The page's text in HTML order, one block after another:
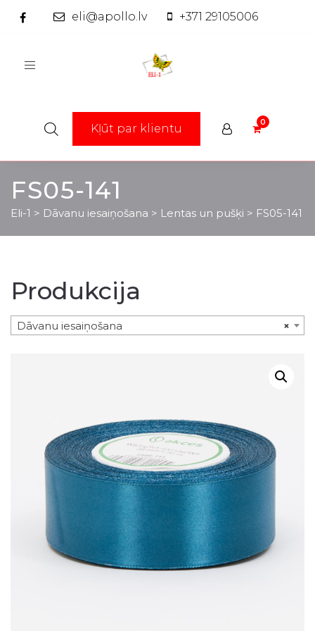
eli@apollo.lv +371 29105006
Toggle
Kļūt par klientu
FS05-141
Eli-1 > Dāvanu iesaiņošana > Lentas un pušķi > FS05-141
Produkcija
×
Dāvanu iesaiņošana